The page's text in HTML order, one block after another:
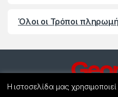
Όλοι οι Τρόποι
Η ιστοσελίδα μας